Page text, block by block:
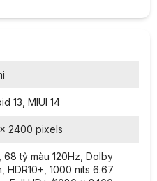
13, MIUI 14
2400 pixels
68 tỷ màu 120Hz, Dolby
HDR10+, 1000 nits 6.67